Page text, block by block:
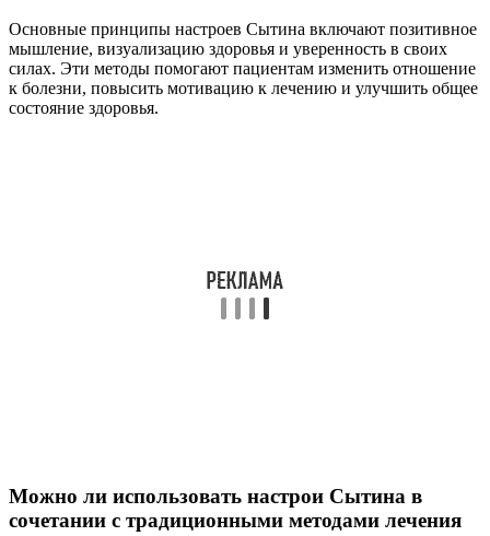
Основные принципы настроев Сытина включают позитивное
мышление, визуализацию здоровья и уверенность в своих
силах. Эти методы помогают пациентам изменить отношение
к болезни, повысить мотивацию к лечению и улучшить общее
состояние здоровья.
Можно ли использовать настрои Сытина в
сочетании с традиционными методами лечения